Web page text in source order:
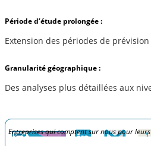
Période d’étude prolongée :
Extension des périodes de
Granularité géographique :
Des analyses plus détaillées aux
Entreprises qui comptent sur nous pour